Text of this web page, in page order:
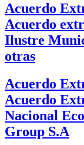
Acuerdo
Acuerdo
Ilustre
otras
Acuerdo
Acuerdo
Nacional
Group S.A